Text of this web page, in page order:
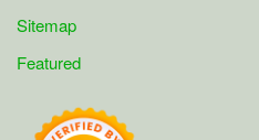
Sitemap
Featured